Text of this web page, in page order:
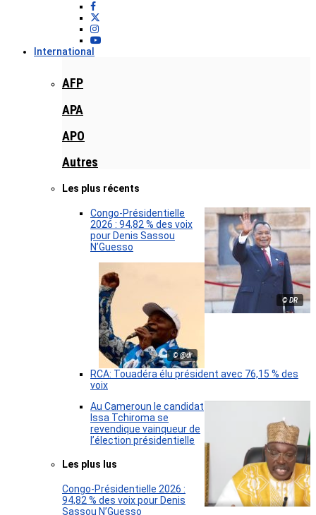
International
AFP
APA
APO
Autres
Les plus récents
© DR
Congo-Présidentielle
2026 : 94,82 % des voix
pour Denis Sassou
N’Guesso
© @dr
RCA: Touadéra élu président avec 76,15 % des
voix
Au Cameroun le candidat
Issa Tchiroma se
revendique vainqueur de
l’élection présidentielle
Les plus lus
Congo-Présidentielle 2026 :
94,82 % des voix pour Denis
Sassou N’Guesso